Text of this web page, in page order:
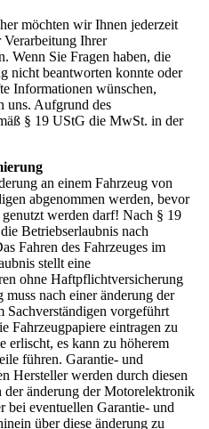
möchten wir Ihnen jederzeit
Ihrer
Wenn Sie Fragen haben, die
nicht beantworten konnte oder
Informationen wünschen,
uns. Aufgrund des
§ 19 UStG die MwSt. in der
an einem Fahrzeug von
abgenommen werden, bevor
werden darf! Nach § 19
Betriebserlaubnis nach
Fahren des Fahrzeuges im
stellt eine
ohne Haftpflichtversicherung
muss nach einer änderung der
vorgeführt
Fahrzeugpapiere eintragen zu
erlischt, es kann zu höherem
führen. Garantie- und
Hersteller werden durch diesen
änderung der Motorelektronik
bei eventuellen Garantie- und
über diese änderung zu